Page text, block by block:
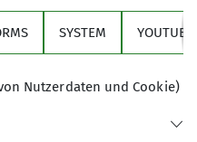
SYSTEM
Nutzerdaten und Cookie)